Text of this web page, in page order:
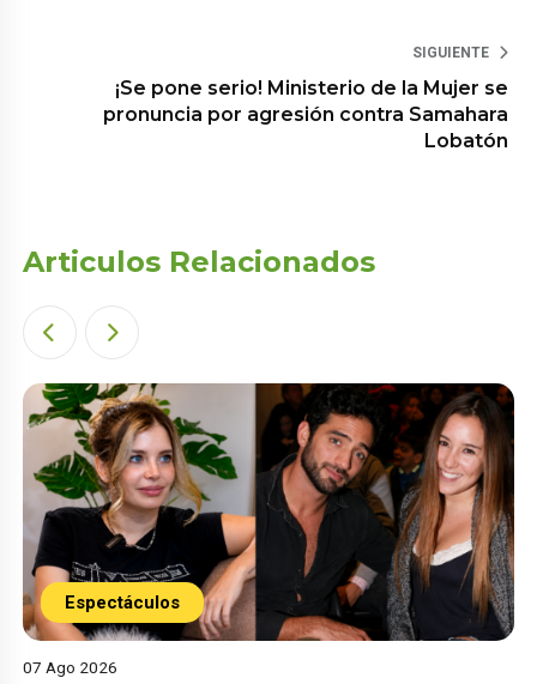
SIGUIENTE
¡Se pone serio! Ministerio de la Mujer se
pronuncia por agresión contra Samahara
Lobatón
Articulos Relacionados
Espectáculos
07 Ago 2026